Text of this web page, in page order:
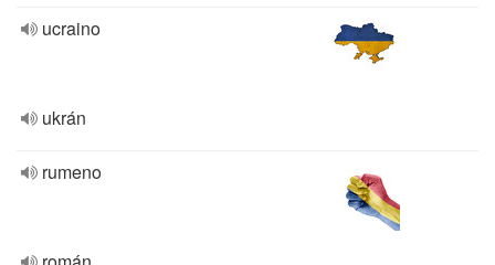
ucraino
ukrán
rumeno